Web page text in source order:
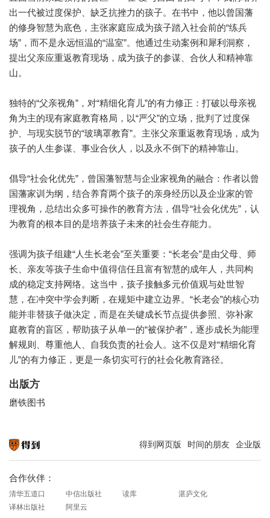
出一代被过度保护、缺乏抗挫力的孩子。在书中，他以曾国藩
的修身智慧为底色，主张家庭应成为孩子踏入社会前的“练兵
场”，而不是永远恒温的“温室”。他通过生动案例和犀利洞察，
提出父亲应重返教育现场，成为孩子的参谋、合伙人和精神靠
山。
独特的“父亲视角”，对“精细化育儿”的有力修正：打破以母亲视
角为主的现有家庭教育格局，以“严父”的立场，批判了过度保
护、与现实脱节的“玻璃罩教育”。主张父亲重返教育现场，成为
孩子的人生参谋、事业合伙人，以及永不倒下的精神靠山。
倡导“社会化优先”，曾国藩智慧与企业家视角的融合：作者以曾
国藩家训为纲，结合养育两个孩子的亲身经历以及企业家的管
理视角，总结出众多可操作的教育方法，倡导“社会化优先”，认
为教育的根本目的是培养孩子未来的社会生存能力。
强调为孩子组建“人生长老会”至关重要：“长老会”是由父母、师
长、亲友等孩子生命中值得信任且富有智慧的成年人，共同构
成的稳定支持网络。这当中，孩子接触多元价值观与处世智
慧，在冲突中学会判断，在规矩中建立边界。“长老会”的核心功
能并非替孩子做决定，而是在关键成长节点提供参照、弥补家
庭教育的盲区，帮助孩子从单一的“被保护者”，逐步成长为能理
解规则、尊重他人、自我负责的社会人。这不仅是对“精细化育
儿”的有力修正，更是一条切实可行的社会化教育路径。
出版方
磨铁图书
得到网页版 时间的朋友 企业版
合作伙伴：
清华五道口 中信出版社 读库
湛庐文化
译林出版社
阿里云